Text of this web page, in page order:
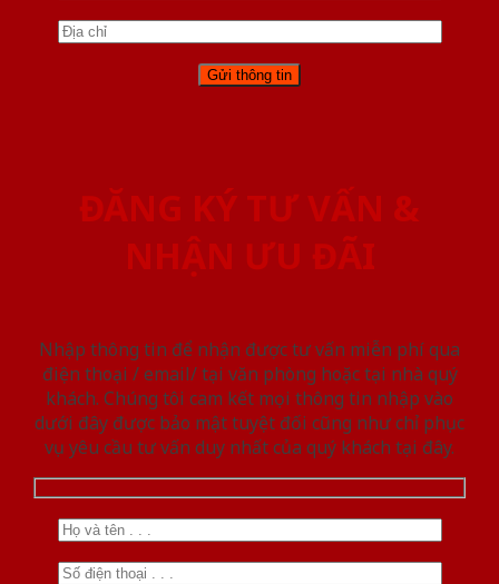
ĐĂNG KÝ TƯ VẤN &
NHẬN ƯU ĐÃI
Nhập thông tin để nhận được tư vấn miễn phí qua
điện thoại / email/ tại văn phòng hoặc tại nhà quý
khách. Chúng tôi cam kết mọi thông tin nhập vào
dưới đây được bảo mật tuyệt đối cũng như chỉ phục
vụ yêu cầu tư vấn duy nhất của quý khách tại đây.